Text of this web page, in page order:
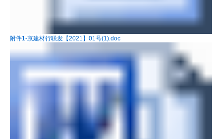
附件1-京建材行联发【2021】01号(1).doc